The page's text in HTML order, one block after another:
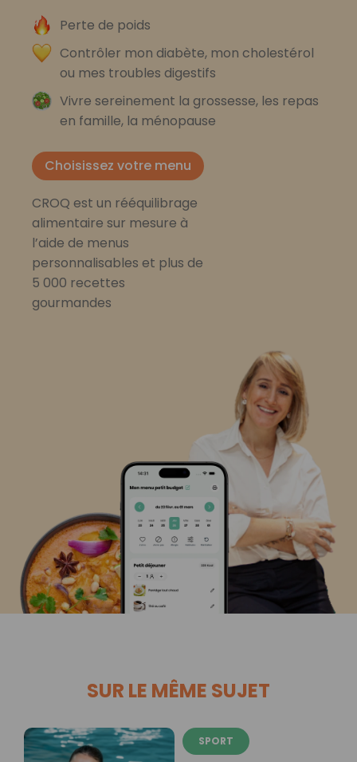
Perte de poids
Contrôler mon diabète, mon cholestérol
ou mes troubles digestifs
Vivre sereinement la grossesse, les repas
en famille, la ménopause
Choisissez votre menu
CROQ est un rééquilibrage
alimentaire sur mesure à
l’aide de menus
personnalisables et plus de
5 000 recettes
gourmandes
SUR LE MÊME SUJET
SPORT